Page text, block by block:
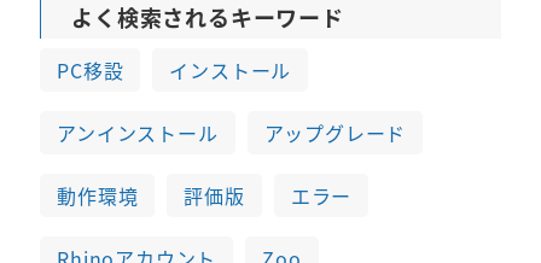
よく検索されるキーワード
PC移設 インストール
アンインストール アップグレード
動作環境 評価版 エラー